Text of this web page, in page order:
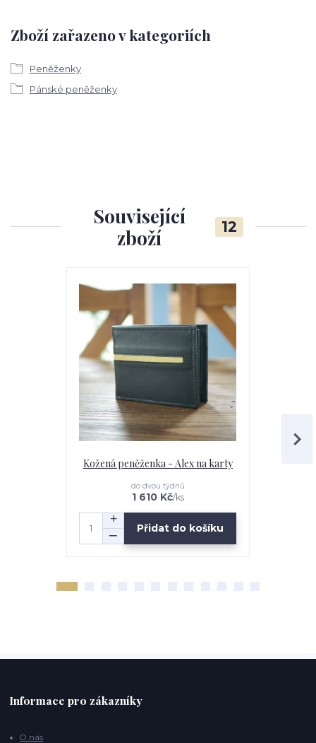
Zboží zařazeno v kategoriích
Peněženky
Pánské peněženky
Související
zboží
12
Kožená peněženka - Alex na karty
1 610 Kč/ks
do dvou týdnů
Přidat do košíku
Informace pro zákazníky
O nás